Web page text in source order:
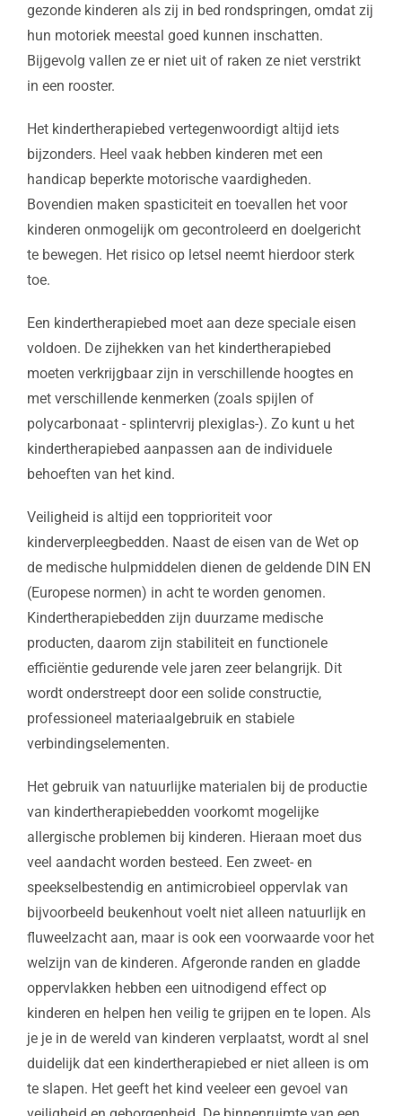
gezonde kinderen als zij in bed rondspringen, omdat zij
hun motoriek meestal goed kunnen inschatten.
Bijgevolg vallen ze er niet uit of raken ze niet verstrikt
in een rooster.
Het kindertherapiebed vertegenwoordigt altijd iets
bijzonders. Heel vaak hebben kinderen met een
handicap beperkte motorische vaardigheden.
Bovendien maken spasticiteit en toevallen het voor
kinderen onmogelijk om gecontroleerd en doelgericht
te bewegen. Het risico op letsel neemt hierdoor sterk
toe.
Een kindertherapiebed moet aan deze speciale eisen
voldoen. De zijhekken van het kindertherapiebed
moeten verkrijgbaar zijn in verschillende hoogtes en
met verschillende kenmerken (zoals spijlen of
polycarbonaat - splintervrij plexiglas-). Zo kunt u het
kindertherapiebed aanpassen aan de individuele
behoeften van het kind.
Veiligheid is altijd een topprioriteit voor
kinderverpleegbedden. Naast de eisen van de Wet op
de medische hulpmiddelen dienen de geldende DIN EN
(Europese normen) in acht te worden genomen.
Kindertherapiebedden zijn duurzame medische
producten, daarom zijn stabiliteit en functionele
efficiëntie gedurende vele jaren zeer belangrijk. Dit
wordt onderstreept door een solide constructie,
professioneel materiaalgebruik en stabiele
verbindingselementen.
Het gebruik van natuurlijke materialen bij de productie
van kindertherapiebedden voorkomt mogelijke
allergische problemen bij kinderen. Hieraan moet dus
veel aandacht worden besteed. Een zweet- en
speekselbestendig en antimicrobieel oppervlak van
bijvoorbeeld beukenhout voelt niet alleen natuurlijk en
fluweelzacht aan, maar is ook een voorwaarde voor het
welzijn van de kinderen. Afgeronde randen en gladde
oppervlakken hebben een uitnodigend effect op
kinderen en helpen hen veilig te grijpen en te lopen. Als
je je in de wereld van kinderen verplaatst, wordt al snel
duidelijk dat een kindertherapiebed er niet alleen is om
te slapen. Het geeft het kind veeleer een gevoel van